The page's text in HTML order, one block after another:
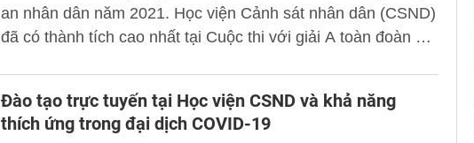
an nhân dân năm 2021. Học viện Cảnh sát nhân dân (CSND)
đã có thành tích cao nhất tại Cuộc thi với giải A toàn đoàn và
Đào tạo trực tuyến tại Học viện CSND và khả năng
thích ứng trong đại dịch COVID-19